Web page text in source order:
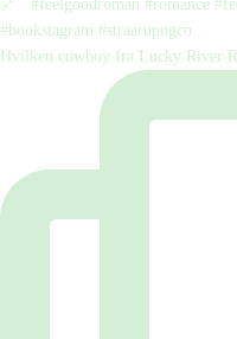
Hvilken cowboy fra Lucky River